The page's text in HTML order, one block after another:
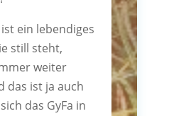
ist ein lebendiges
still steht,
weiter
das ist ja auch
das GyFa in